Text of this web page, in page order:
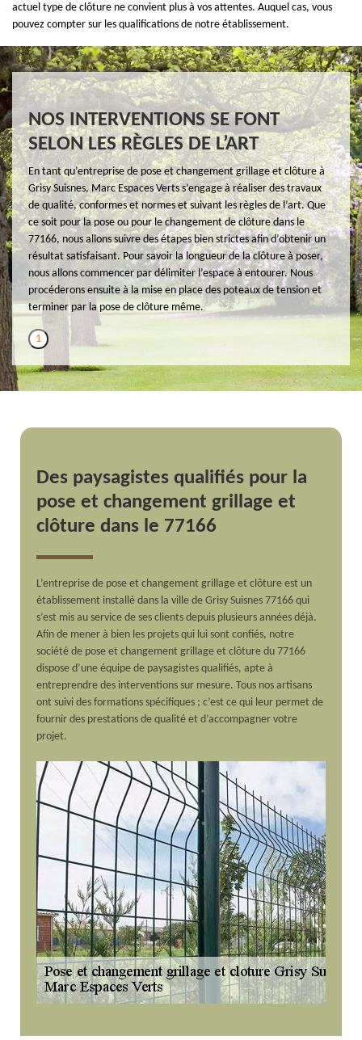
actuel type de clôture ne convient plus à vos attentes. Auquel cas, vous
pouvez compter sur les qualifications de notre établissement.
NOS INTERVENTIONS SE FONT
SELON LES RÈGLES DE L’ART
En tant qu’entreprise de pose et changement grillage et clôture à
Grisy Suisnes, Marc Espaces Verts s’engage à réaliser des travaux
de qualité, conformes et normes et suivant les règles de l’art. Que
ce soit pour la pose ou pour le changement de clôture dans le
77166, nous allons suivre des étapes bien strictes afin d’obtenir un
résultat satisfaisant. Pour savoir la longueur de la clôture à poser,
nous allons commencer par délimiter l’espace à entourer. Nous
procéderons ensuite à la mise en place des poteaux de tension et
terminer par la pose de clôture même.
1
Des paysagistes qualifiés pour la
pose et changement grillage et
clôture dans le 77166
L’entreprise de pose et changement grillage et clôture est un
établissement installé dans la ville de Grisy Suisnes 77166 qui
s’est mis au service de ses clients depuis plusieurs années déjà.
Afin de mener à bien les projets qui lui sont confiés, notre
société de pose et changement grillage et clôture du 77166
dispose d’une équipe de paysagistes qualifiés, apte à
entreprendre des interventions sur mesure. Tous nos artisans
ont suivi des formations spécifiques ; c’est ce qui leur permet de
fournir des prestations de qualité et d’accompagner votre
projet.